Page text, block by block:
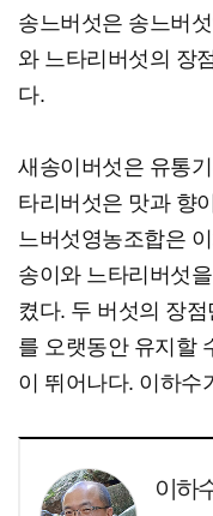
송느버섯은 송느버
와 느타리버섯의 장
다.
새송이버섯은 유통
타리버섯은 맛과 향
느버섯영농조합은
송이와 느타리버섯
켰다. 두 버섯의 장
를 오랫동안 유지할
이 뛰어나다. 이하수
이하